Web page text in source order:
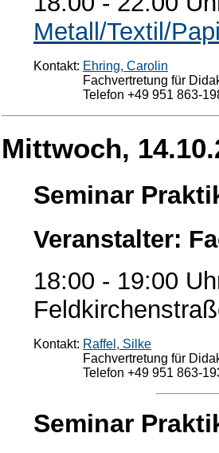
Metall/Textil/
Kontakt: Ehring, Carolin
Fachvertretung für
Telefon +49 951 863-
Mittwoch,
Seminar
Veranstalter:
18:00 - 19:00
Kontakt: Raffel, Silke
Fachvertretung für
Telefon +49 951 863-
Seminar